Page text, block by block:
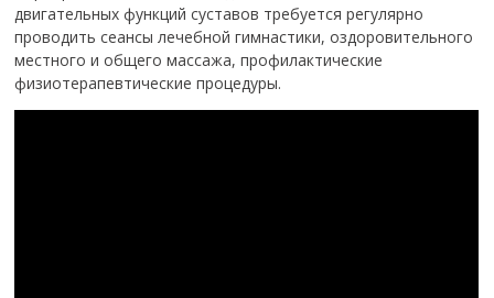
двигательных функций суставов требуется регулярно
проводить сеансы лечебной гимнастики, оздоровительного
местного и общего массажа, профилактические
физиотерапевтические процедуры.